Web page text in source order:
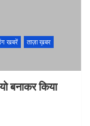
खबरें
ताज़ा ख़बर
बनाकर किया